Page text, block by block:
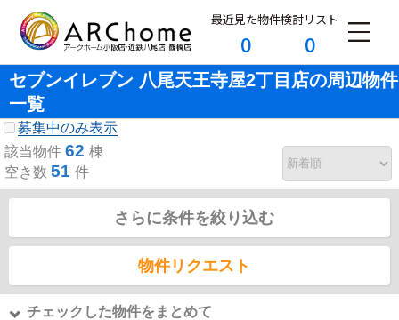
最近見た物件
0
検討リスト
0
セブンイレブン 八尾天王寺屋2丁目店の周辺物件
一覧
募集中のみ表示
該当物件 62 棟
空き数 51 件
さらに条件を絞り込む
物件リクエスト
チェックした物件をまとめて